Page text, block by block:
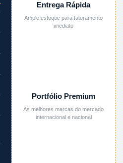
Entrega Rápida
Amplo estoque para faturamento
imediato
Portfólio Premium
As melhores marcas do mercado
internacional e nacional